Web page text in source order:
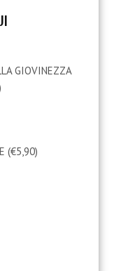
GIOVINEZZA
(€5,90)